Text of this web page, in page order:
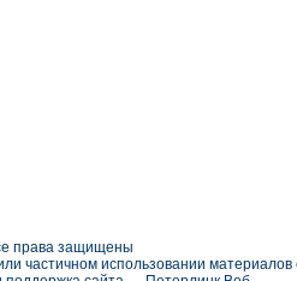
права защищены
частичном использовании